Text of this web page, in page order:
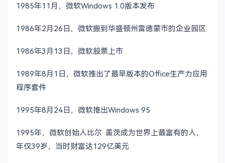
1985年11月，微软Windows 1.0版本发布
1986年2月26日，微软搬到华盛顿州雷德蒙市的企业园区
1986年3月13日，微软股票上市
1989年8月1日，微软推出了最早版本的Office生产力应用
程序套件
1995年8月24日，微软推出Windows 95
1995年，微软创始人比尔·盖茨成为世界上最富有的人，
年仅39岁，当时财富达129亿美元